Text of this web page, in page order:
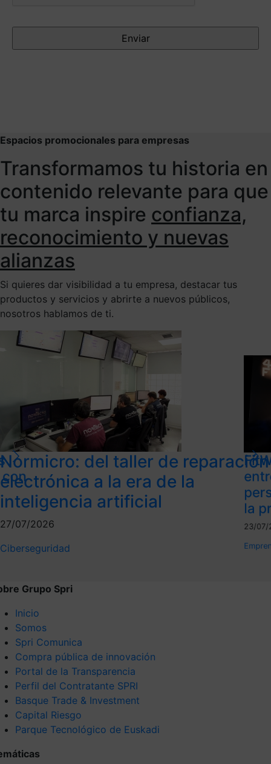
Espacios promocionales para empresas
Transformamos tu historia en
contenido relevante para que
tu marca inspire confianza,
reconocimiento y nuevas
alianzas
Si quieres dar visibilidad a tu empresa, destacar tus
productos y servicios y abrirte a nuevos públicos,
nosotros hablamos de ti.
Normicro: del taller de reparación
electrónica a la era de la
inteligencia artificial
27/07/2026
Ciberseguridad
la
23/07/
Grupo Spri
Inicio
Somos
Spri Comunica
Compra pública de innovación
Portal de la Transparencia
Perfil del Contratante SPRI
Basque Trade & Investment
Capital Riesgo
Parque Tecnológico de Euskadi